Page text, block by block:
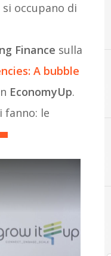
occupano di
Finance sulla
A bubble
EconomyUp.
fanno: le
Blockchain
e Blockchain